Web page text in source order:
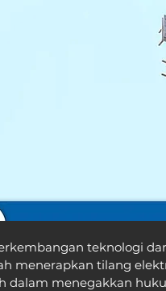
teknologi
menerapkan tilang
dalam menegakkan